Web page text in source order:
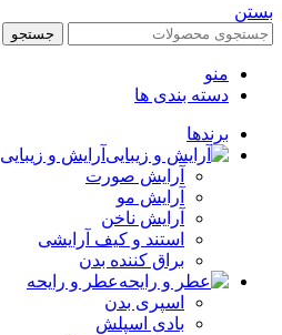
بستن
جستجو
منو
دسته بندی ها
برندها
آرایش و زیبایی
آرایش صورت
آرایش مو
آرایش ناخن
استند و کیف آرایشی
براق کننده بدن
عطر و رایحه
اسپری بدن
بادی اسپلش